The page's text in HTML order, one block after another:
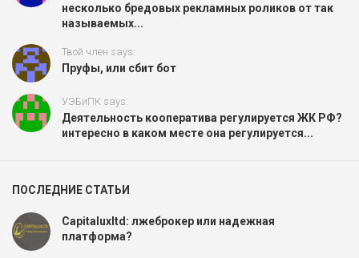
несколько бредовых рекламных роликов от так
называемых...
Твой член says:
Пруфы, или сбит бот
УЭБиПК says:
Деятельность кооператива регулируется ЖК РФ?
интересно в каком месте она регулируется...
ПОСЛЕДНИЕ СТАТЬИ
Capitaluxltd: лжеброкер или надежная
платформа?